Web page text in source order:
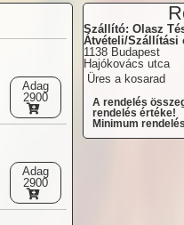
Adag
2900
Adag
2900
Szállító: Olasz
Átvételi/Szállítási
1138 Budapest
Hajókovács utca
Üres a kosarad
A rendelés
rendelés értéke!
Minimum